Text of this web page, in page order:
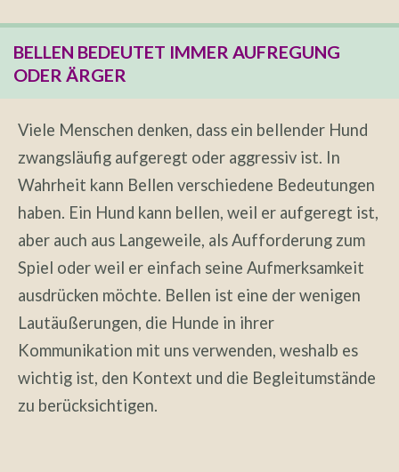
BELLEN BEDEUTET IMMER AUFREGUNG
ODER ÄRGER
Viele Menschen denken, dass ein bellender Hund
zwangsläufig aufgeregt oder aggressiv ist. In
Wahrheit kann Bellen verschiedene Bedeutungen
haben. Ein Hund kann bellen, weil er aufgeregt ist,
aber auch aus Langeweile, als Aufforderung zum
Spiel oder weil er einfach seine Aufmerksamkeit
ausdrücken möchte. Bellen ist eine der wenigen
Lautäußerungen, die Hunde in ihrer
Kommunikation mit uns verwenden, weshalb es
wichtig ist, den Kontext und die Begleitumstände
zu berücksichtigen.